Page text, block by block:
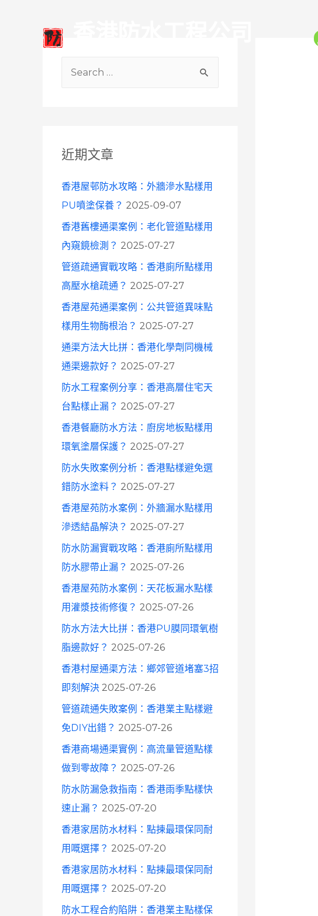
h
近期文章
香港屋邨防水攻略：外牆滲水點樣用
PU噴塗保養？ 2025-09-07
香港舊樓通渠案例：老化管道點樣用
內窺鏡檢測？ 2025-07-27
管道疏通實戰攻略：香港廁所點樣用
高壓水槍疏通？ 2025-07-27
香港屋苑通渠案例：公共管道異味點
樣用生物酶根治？ 2025-07-27
通渠方法大比拼：香港化學劑同機械
通渠邊款好？ 2025-07-27
防水工程案例分享：香港高層住宅天
台點樣止漏？ 2025-07-27
香港餐廳防水方法：廚房地板點樣用
環氧塗層保護？ 2025-07-27
防水失敗案例分析：香港點樣避免選
錯防水塗料？ 2025-07-27
香港屋苑防水案例：外牆漏水點樣用
滲透結晶解決？ 2025-07-27
防水防漏實戰攻略：香港廁所點樣用
防水膠帶止漏？ 2025-07-26
香港屋苑防水案例：天花板漏水點樣
用灌漿技術修復？ 2025-07-26
防水方法大比拼：香港PU膜同環氧樹
脂邊款好？ 2025-07-26
香港村屋通渠方法：鄉郊管道堵塞3招
即刻解決 2025-07-26
管道疏通失敗案例：香港業主點樣避
免DIY出錯？ 2025-07-26
香港商場通渠實例：高流量管道點樣
做到零故障？ 2025-07-26
防水防漏急救指南：香港雨季點樣快
速止漏？ 2025-07-20
香港家居防水材料：點揀最環保同耐
用嘅選擇？ 2025-07-20
香港家居防水材料：點揀最環保同耐
用嘅選擇？ 2025-07-20
防水工程合約陷阱：香港業主點樣保